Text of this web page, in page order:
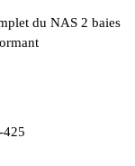
du NAS 2 baies
425